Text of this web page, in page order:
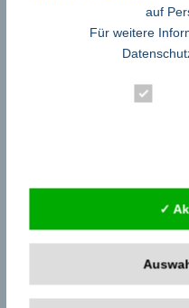
der Zukunft spielte. Heute ist sie
auf
Für weitere
✓